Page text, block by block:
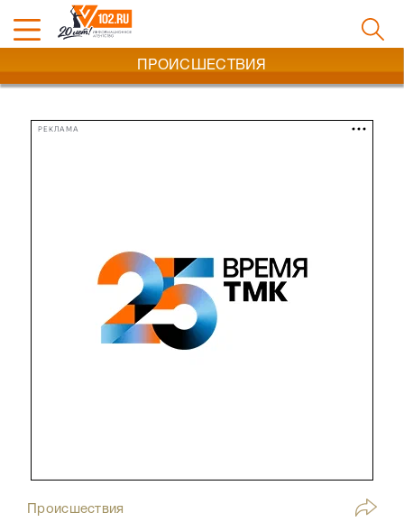
ПРОИСШЕСТВИЯ
РЕКЛАМА
Происшествия